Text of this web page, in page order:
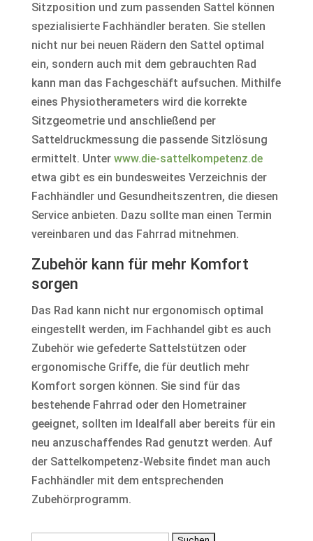
Sitzposition und zum passenden Sattel können
spezialisierte Fachhändler beraten. Sie stellen
nicht nur bei neuen Rädern den Sattel optimal
ein, sondern auch mit dem gebrauchten Rad
kann man das Fachgeschäft aufsuchen. Mithilfe
eines Physiotherameters wird die korrekte
Sitzgeometrie und anschließend per
Satteldruckmessung die passende Sitzlösung
ermittelt. Unter www.die-sattelkompetenz.de
etwa gibt es ein bundesweites Verzeichnis der
Fachhändler und Gesundheitszentren, die diesen
Service anbieten. Dazu sollte man einen Termin
vereinbaren und das Fahrrad mitnehmen.
Zubehör kann für mehr Komfort
sorgen
Das Rad kann nicht nur ergonomisch optimal
eingestellt werden, im Fachhandel gibt es auch
Zubehör wie gefederte Sattelstützen oder
ergonomische Griffe, die für deutlich mehr
Komfort sorgen können. Sie sind für das
bestehende Fahrrad oder den Hometrainer
geeignet, sollten im Idealfall aber bereits für ein
neu anzuschaffendes Rad genutzt werden. Auf
der Sattelkompetenz-Website findet man auch
Fachhändler mit dem entsprechenden
Zubehörprogramm.